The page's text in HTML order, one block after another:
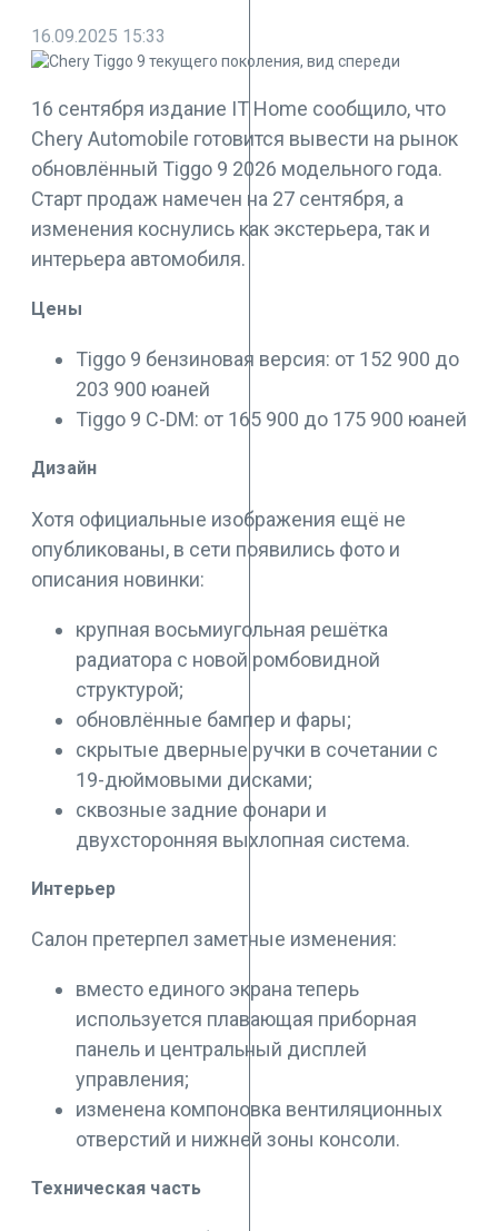
16.09.2025 15:33
16 сентября издание IT Home сообщило, что
Chery Automobile готовится вывести на рынок
обновлённый Tiggo 9 2026 модельного года.
Старт продаж намечен на 27 сентября, а
изменения коснулись как экстерьера, так и
интерьера автомобиля.
Цены
Tiggo 9 бензиновая версия: от 152 900 до
203 900 юаней
Tiggo 9 C-DM: от 165 900 до 175 900 юаней
Дизайн
Хотя официальные изображения ещё не
опубликованы, в сети появились фото и
описания новинки:
крупная восьмиугольная решётка
радиатора с новой ромбовидной
структурой;
обновлённые бампер и фары;
скрытые дверные ручки в сочетании с
19-дюймовыми дисками;
сквозные задние фонари и
двухсторонняя выхлопная система.
Интерьер
Салон претерпел заметные изменения:
вместо единого экрана теперь
используется плавающая приборная
панель и центральный дисплей
управления;
изменена компоновка вентиляционных
отверстий и нижней зоны консоли.
Техническая часть